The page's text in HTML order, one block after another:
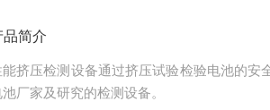
品简介
能挤压检测设备通过挤压试验检验电池的
厂家及研究的检测设备。